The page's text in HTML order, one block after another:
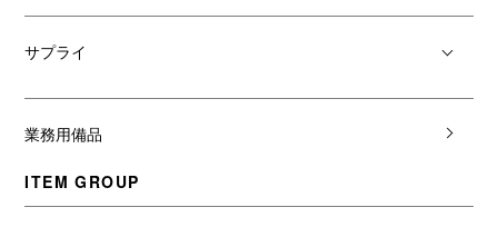
サプライ
業務用備品
ITEM GROUP